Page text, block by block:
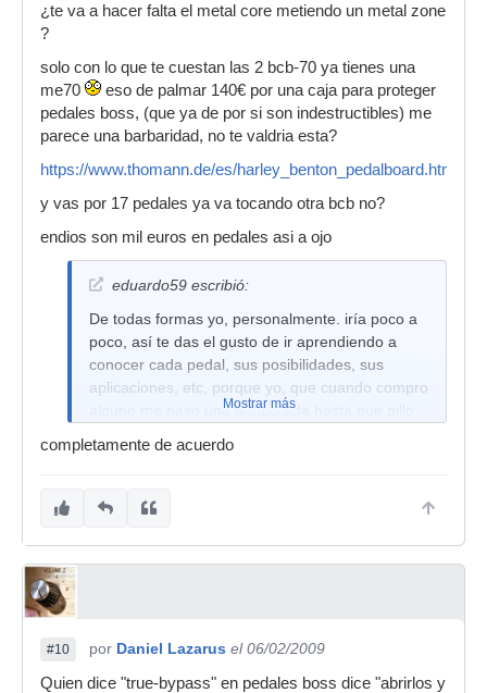
¿te va a hacer falta el metal core metiendo un metal zone
?
solo con lo que te cuestan las 2 bcb-70 ya tienes una
me70
eso de palmar 140€ por una caja para proteger
pedales boss, (que ya de por si son indestructibles) me
parece una barbaridad, no te valdria esta?
https://www.thomann.de/es/harley_benton_pedalboard.htm
y vas por 17 pedales ya va tocando otra bcb no?
endios son mil euros en pedales asi a ojo
eduardo59 escribió:
De todas formas yo, personalmente. iría poco a
poco, así te das el gusto de ir aprendiendo a
conocer cada pedal, sus posibilidades, sus
aplicaciones, etc, porque yo, que cuando compro
alguno me paso una temporada hasta que pillo
10 o 12 pedales todos de golpe. Te puedes
seriamente hacer las cosas con tiempo, lo digo
con tanta complicación de golpe.
Mostrar más
completamente de acuerdo
#10 por Daniel Lazarus el 06/02/2009
Quien dice "true-bypass" en pedales boss dice "abrirlos y